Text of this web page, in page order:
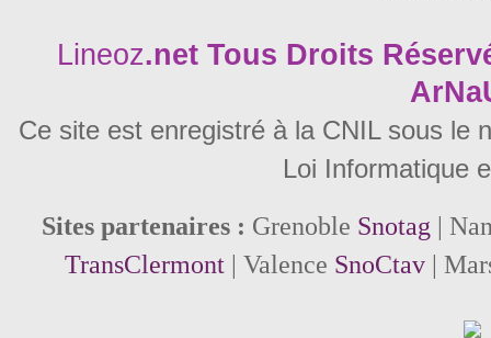
Lineoz.net Tous Droits
Ce site est enregistré à la CNIL sous le
Loi Informatique
Sites partenaires : Grenoble Snotag |
TransClermont| Valence SnoCtav|